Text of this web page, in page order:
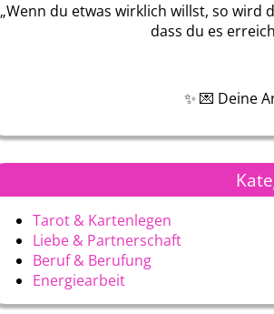
„Wenn du etwas wirklich willst, so wird
dass du es
✨ 💌 Deine
Tarot & Kartenlegen
Liebe & Partnerschaft
Beruf & Berufung
Energiearbeit